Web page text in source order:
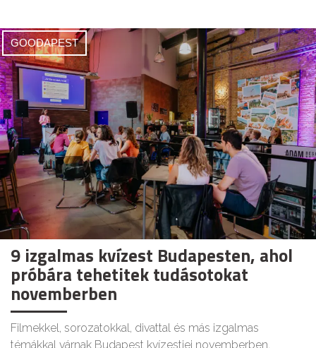
GOODAPEST
9 izgalmas kvízest Budapesten, ahol
próbára tehetitek tudásotokat
novemberben
Filmekkel, sorozatokkal, divattal és más izgalmas
témákkal várnak Budapest kvízestjei novemberben.